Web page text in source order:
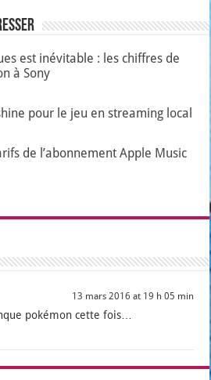
est inévitable : les chiffres de
à Sony
pour le jeu en streaming local
de l’abonnement Apple Music
13 mars 2016 at 19 h 05 min
poké­mon cette fois…